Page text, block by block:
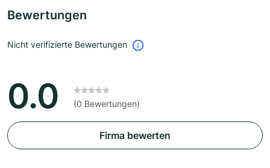
Bewertungen
Nicht verifizierte Bewertungen
0.0 (0 Bewertungen)
Firma bewerten